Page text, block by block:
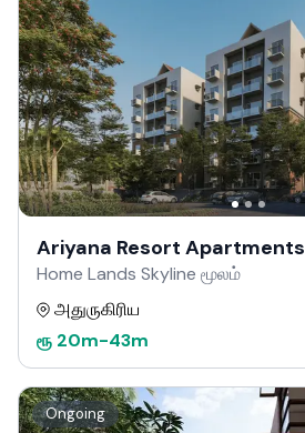
Ariyana Resort Apartments
Home Lands Skyline மூலம்
அதுருகிரிய
ரூ 20m-43m
Ongoing